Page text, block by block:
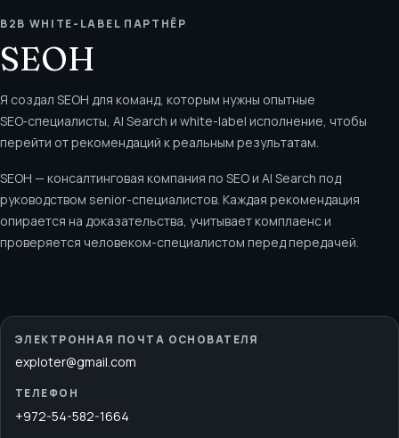
B2B WHITE-LABEL ПАРТНЁР
SEOH
Я создал SEOH для команд, которым нужны опытные
SEO‑специалисты, AI Search и white-label исполнение, чтобы
перейти от рекомендаций к реальным результатам.
SEOH — консалтинговая компания по SEO и AI Search под
руководством senior-специалистов. Каждая рекомендация
опирается на доказательства, учитывает комплаенс и
проверяется человеком-специалистом перед передачей.
ЭЛЕКТРОННАЯ ПОЧТА ОСНОВАТЕЛЯ
exploter@gmail.com
ТЕЛЕФОН
+972-54-582-1664